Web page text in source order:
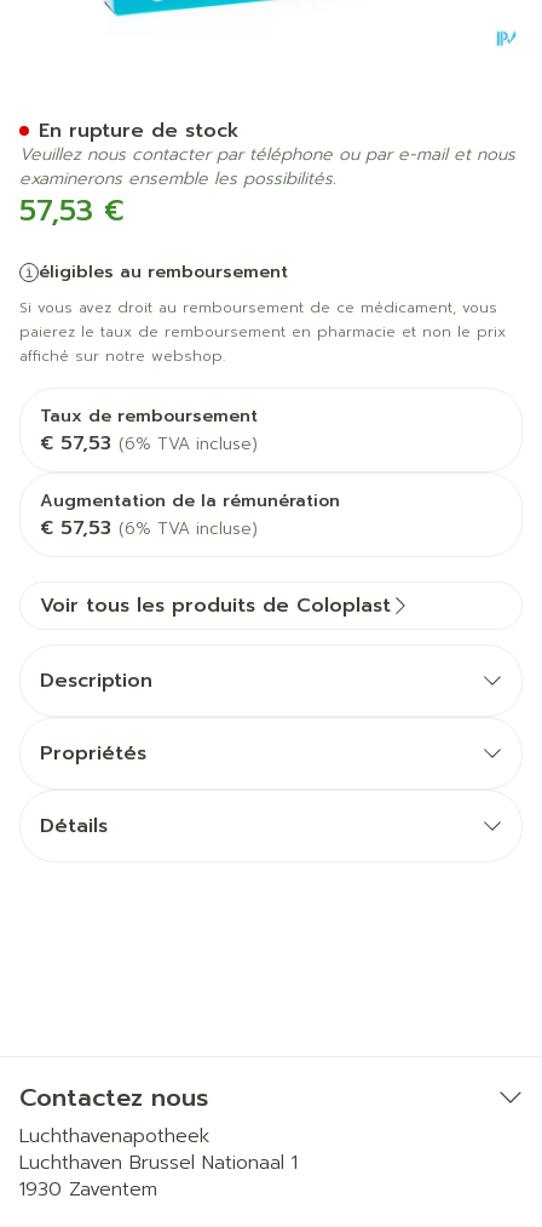
57,53 €
éligibles au remboursement
Si vous avez droit au remboursement de ce médicament, vous
paierez le taux de remboursement en pharmacie et non le prix
affiché sur notre webshop.
Taux de remboursement
€ 57,53 (6% TVA incluse)
Augmentation de la rémunération
€ 57,53 (6% TVA incluse)
En rupture de stock
Veuillez nous contacter par téléphone ou par e-mail et nous
examinerons ensemble les possibilités.
Voir tous les produits de Coloplast
Description
Propriétés
Détails
Contactez nous
Luchthavenapotheek
Luchthaven Brussel Nationaal 1
1930 Zaventem